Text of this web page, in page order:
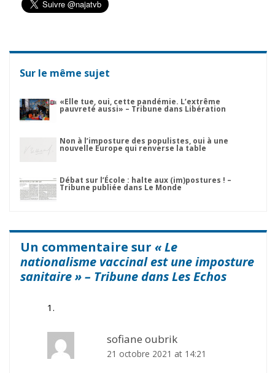
Sur le même sujet
«Elle tue, oui, cette pandémie. L’extrême
pauvreté aussi» – Tribune dans Libération
Non à l’imposture des populistes, oui à une
nouvelle Europe qui renverse la table
Débat sur l’École : halte aux (im)postures ! –
Tribune publiée dans Le Monde
Un commentaire sur « Le
nationalisme vaccinal est une imposture
sanitaire » – Tribune dans Les Echos
sofiane oubrik
21 octobre 2021 at 14:21